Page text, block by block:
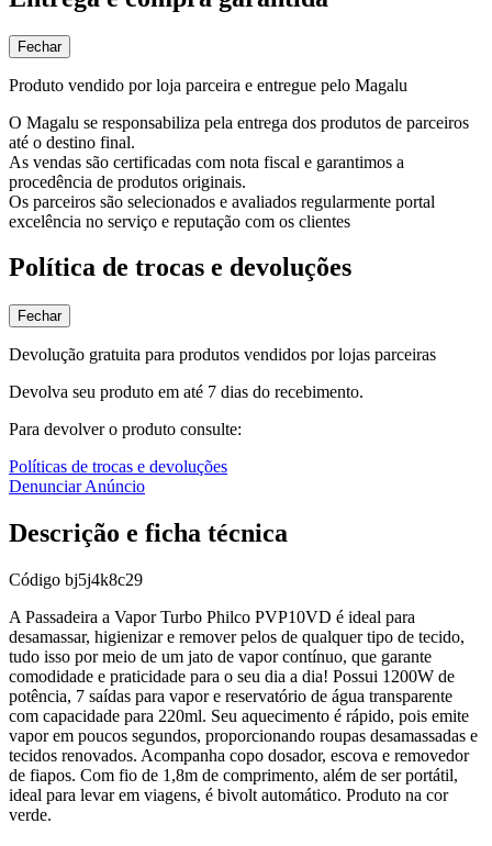
Fechar
Produto vendido por loja parceira e entregue pelo Magalu
O Magalu se responsabiliza pela entrega dos produtos de parceiros
até o destino final.
As vendas são certificadas com nota fiscal e garantimos a
procedência de produtos originais.
Os parceiros são selecionados e avaliados regularmente portal
excelência no serviço e reputação com os clientes
Política de trocas e devoluções
Fechar
Devolução gratuita para produtos vendidos por lojas parceiras
Devolva seu produto em até 7 dias do recebimento.
Para devolver o produto consulte:
Políticas de trocas e devoluções
Denunciar Anúncio
Descrição e ficha técnica
Código bj5j4k8c29
A Passadeira a Vapor Turbo Philco PVP10VD é ideal para
desamassar, higienizar e remover pelos de qualquer tipo de tecido,
tudo isso por meio de um jato de vapor contínuo, que garante
comodidade e praticidade para o seu dia a dia! Possui 1200W de
potência, 7 saídas para vapor e reservatório de água transparente
com capacidade para 220ml. Seu aquecimento é rápido, pois emite
vapor em poucos segundos, proporcionando roupas desamassadas e
tecidos renovados. Acompanha copo dosador, escova e removedor
de fiapos. Com fio de 1,8m de comprimento, além de ser portátil,
ideal para levar em viagens, é bivolt automático. Produto na cor
verde.